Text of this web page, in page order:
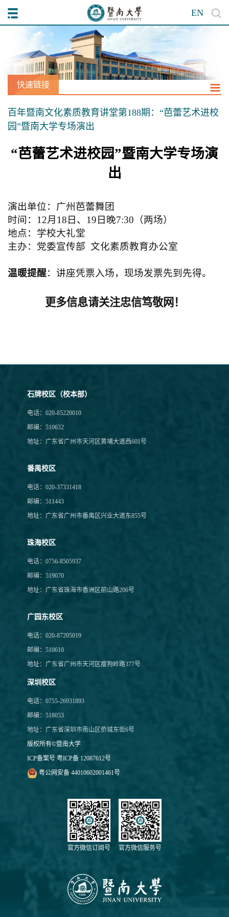
EN
快速链接
百年暨南文化素质教育讲堂第188期：“芭蕾艺术进校
园”暨南大学专场演出
“芭蕾艺术进校园”暨南大学专场演
出
演出单位：广州芭蕾舞团
时间： 12月 18日、 19日晚7:30 （两场）
地点：学校大礼堂
主办：党委宣传部 文化素质教育办公室
温暖提醒：讲座凭票入场，现场发票先到先得。
更多信息请关注忠信笃敬网！
石牌校区（校本部）
电话：020-85220010
邮编：510632
地址：广东省广州市天河区黄埔大道西601号
番禺校区
电话：020-37331418
邮编：511443
地址：广东省广州市番禺区兴业大道东855号
珠海校区
电话：0756-8505937
邮编：519070
地址：广东省珠海市香洲区前山路206号
广园东校区
电话：020-87205019
邮编：510610
地址：广东省广州市天河区瘦狗岭路377号
深圳校区
电话：0755-26931893
邮编：518053
地址：广东省深圳市南山区侨城东街6号
版权所有©暨南大学
ICP备案号:粤ICP备 12087612号
粤公网安备 44010602001461号
官方微信订阅号 官方微信服务号